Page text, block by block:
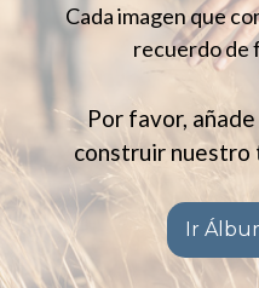
Cada imagen que
recuerdo de
Por favor,
construir nuestro
Ir